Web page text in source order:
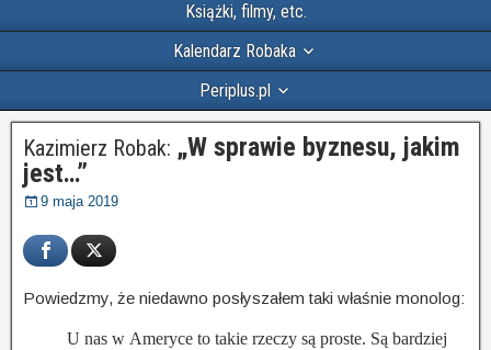
Książki, filmy, etc.
Kalendarz Robaka
Periplus.pl
Kazimierz Robak: „W sprawie byznesu, jakim
jest…”
9 maja 2019
Powiedzmy, że niedawno posłyszałem taki właśnie monolog:
U nas w Ameryce to takie rzeczy są proste. Są bardziej